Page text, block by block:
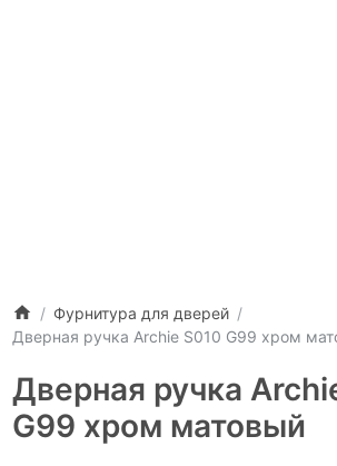
Фурнитура для дверей
Дверная ручка Archie S010 G99 хром
Дверная ручка
G99 хром матовый